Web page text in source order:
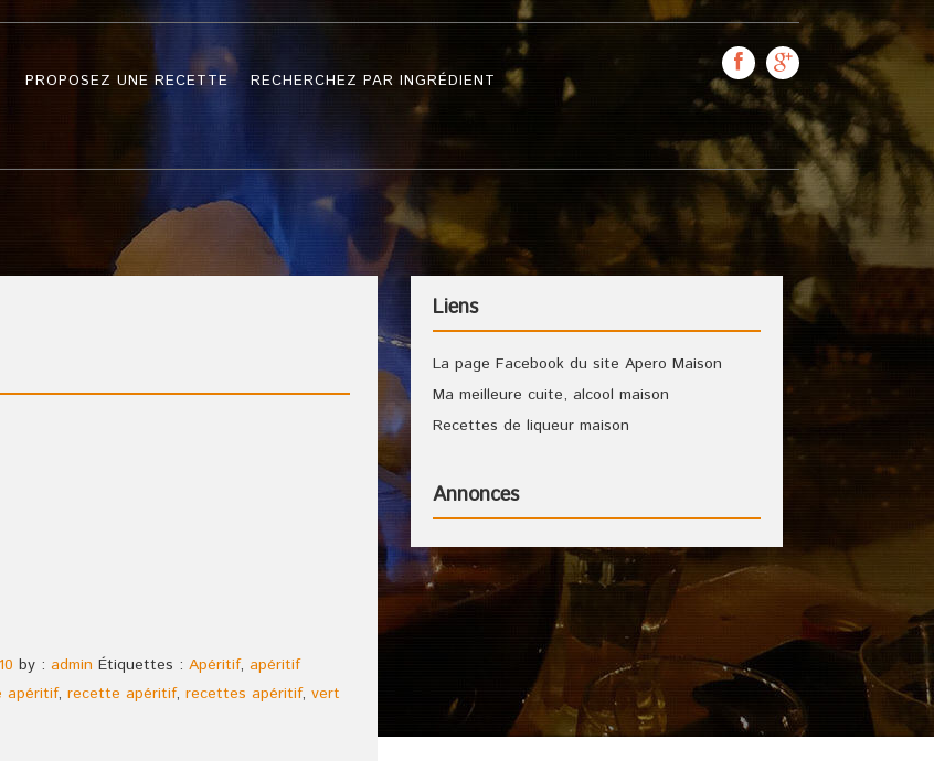
PROPOSEZ UNE RECETTE RECHERCHEZ PAR INGRÉDIENT
by : admin Étiquettes : Apéritif, apéritif
apéritif, recette apéritif, recettes apéritif, vert
Liens
La page Facebook du site Apero Maison
Ma meilleure cuite, alcool maison
Recettes de liqueur maison
Annonces